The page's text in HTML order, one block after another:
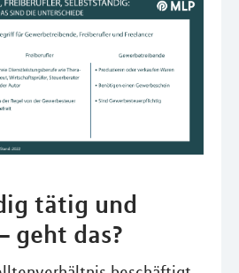
tätig und
geht das?